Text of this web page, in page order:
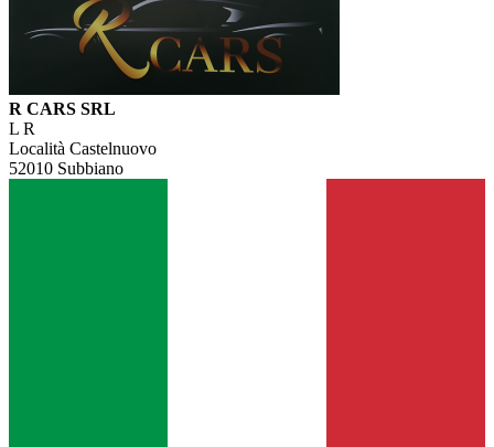
R CARS SRL
L R
Località Castelnuovo
52010 Subbiano